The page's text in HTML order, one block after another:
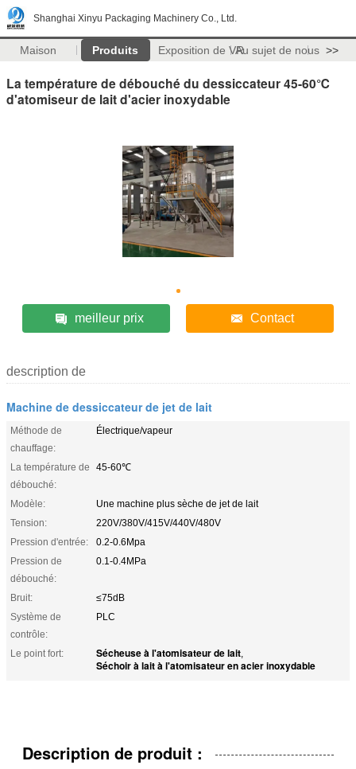
Shanghai Xinyu Packaging Machinery Co., Ltd.
Maison Produits Exposition de VRAu sujet de nous >>
La température de débouché du dessiccateur 45-60℃
d'atomiseur de lait d'acier inoxydable
meilleur prix Contact
description de
Machine de dessiccateur de jet de lait
Méthode de
chauffage:
Électrique/vapeur
La température de
débouché:
45-60℃
Modèle:
Une machine plus sèche de jet de lait
Tension:
220V/380V/415V/440V/480V
Pression d'entrée:
0.2-0.6Mpa
Pression de
débouché:
0.1-0.4MPa
Bruit:
≤75dB
Système de
contrôle:
PLC
Le point fort: Sécheuse à l'atomisateur de lait,
Séchoir à lait à l'atomisateur en acier inoxydable
Description de produit :